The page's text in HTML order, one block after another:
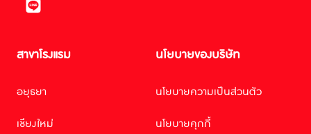
สาขาโรงแรม
อยุธยา
เชียงใหม่
นโยบายของบริษัท
นโยบายความเป็นส่วนตัว
นโยบายคุกกี้